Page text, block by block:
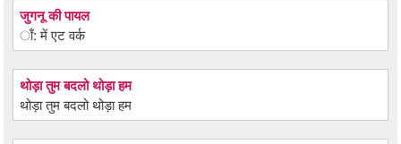
जुगनू की पायल
ाँ: में एट वर्क
थोड़ा तुम बदलो थोड़ा हम
थोड़ा तुम बदलो थोड़ा हम